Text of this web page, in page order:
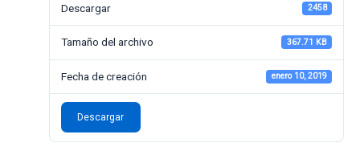
Descargar 2458
Tamaño del archivo 367.71 KB
Fecha de creación enero 10, 2019
Descargar